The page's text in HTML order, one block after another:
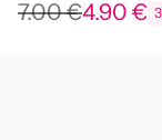
Normaler
7.00 €4.90 €